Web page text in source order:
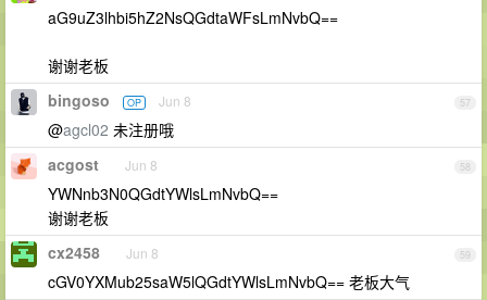
aG9uZ3lhbi5hZ2NsQGdtaWFsLmNvbQ==
谢谢老板
57
bingoso OP Jun 8
@agcl02 未注册哦
58
acgost Jun 8
YWNnb3N0QGdtYWlsLmNvbQ==
谢谢老板
59
cx2458 Jun 8
cGV0YXMub25saW5lQGdtYWlsLmNvbQ== 老板大气